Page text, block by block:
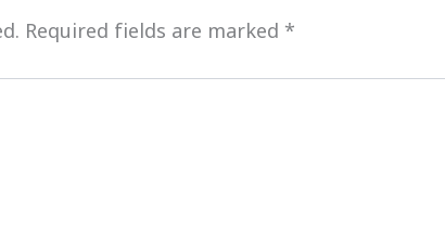
Required fields are marked *